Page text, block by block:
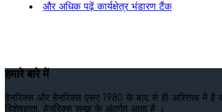
और अधिक पढ़ें कार्यक्षेत्र भंडारण टैंक
हमारे बारे में
हेनरिक्स और हेनरिक्स एसए 1980 के बाद से ही अस्तित्व में है
विशेषज्ञता, हेनरिक्स समूह के अंतर्गत आता है ।